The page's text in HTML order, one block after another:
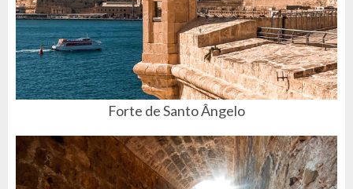
Forte de Santo Ângelo